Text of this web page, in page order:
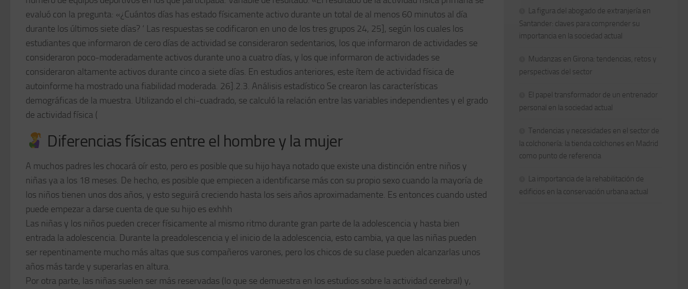
evaluó con la pregunta: «¿Cuántos días has estado físicamente activo durante un total de al menos 60 minutos al día
durante los últimos siete días? ‘ Las respuestas se codificaron en uno de los tres grupos 24, 25], según los cuales los
estudiantes que informaron de cero días de actividad se consideraron sedentarios, los que informaron de actividades se
consideraron poco-moderadamente activos durante uno a cuatro días, y los que informaron de actividades se
consideraron altamente activos durante cinco a siete días. En estudios anteriores, este ítem de actividad física de
autoinforme ha mostrado una fiabilidad moderada. 26].2.3. Análisis estadístico Se crearon las características
demográficas de la muestra. Utilizando el chi-cuadrado, se calculó la relación entre las variables independientes y el grado
de actividad física (
Diferencias físicas entre el hombre y la mujer
A muchos padres les chocará oír esto, pero es posible que su hijo haya notado que existe una distinción entre niños y
niñas ya a los 18 meses. De hecho, es posible que empiecen a identificarse más con su propio sexo cuando la mayoría de
los niños tienen unos dos años, y esto seguirá creciendo hasta los seis años aproximadamente. Es entonces cuando usted
puede empezar a darse cuenta de que su hijo es exhhh
Las niñas y los niños pueden crecer físicamente al mismo ritmo durante gran parte de la adolescencia y hasta bien
entrada la adolescencia. Durante la preadolescencia y el inicio de la adolescencia, esto cambia, ya que las niñas pueden
ser repentinamente mucho más altas que sus compañeros varones, pero los chicos de su clase pueden alcanzarlas unos
años más tarde y superarlas en altura.
Por otra parte, las niñas suelen ser más reservadas (lo que se demuestra en los estudios sobre la actividad cerebral) y,
La figura del abogado de extranjería en
Santander: claves para comprender su
importancia en la sociedad actual
Mudanzas en Girona: tendencias, retos y
perspectivas del sector
El papel transformador de un entrenador
personal en la sociedad actual
Tendencias y necesidades en el sector de
la colchonería: la tienda colchones en Madrid
como punto de referencia
La importancia de la rehabilitación de
edificios en la conservación urbana actual